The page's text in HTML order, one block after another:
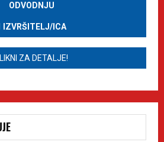
ODVODNJU
IZVRŠITELJ/ICA
ZA DETALJE!